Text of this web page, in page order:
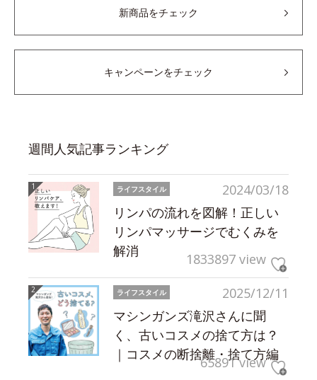
新商品をチェック
キャンペーンをチェック
週間人気記事ランキング
2024/03/18
ライフスタイル
リンパの流れを図解！正しい
リンパマッサージでむくみを
解消
1833897 view
2025/12/11
ライフスタイル
マシンガンズ滝沢さんに聞
く、古いコスメの捨て方は？
｜コスメの断捨離・捨て方編
65891 view